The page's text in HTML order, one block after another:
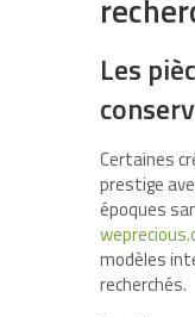
Les
Certaines
prestige
époques
modèles
recherchés.